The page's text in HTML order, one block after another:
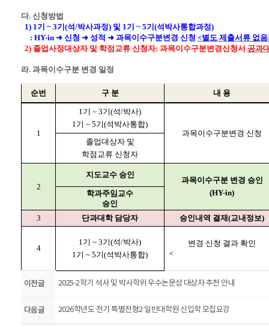
다. 신청방법
1) 1기 ~ 3기 (석 /박사과정) 및 1기 ~ 5기 (석박사통합과정)
: HY-in ➜ 신청 ➜ 성적 ➜ 과목이수구분변경 신청 <별도 제출서류 없음
2) 졸업사정대상자 및 학점교류 신청자: 과목이수구분변경신청서 공과
라. 과목이수구분 변경 일정
순번 구 분 내 용
1
1기 ~ 3기(석/박사)
1기 ~ 5기(석박사통합)
과목이수구분변경 신청
졸업대상자 및
학점교류 신청자
2
지도교수 승인
과목이수구분 변경 승인
(HY-in)
학과주임교수
승인
3
단과대학 담당자 승인내역 결재(교내정보)
4
1기 ~ 3기(석/박사)
1기 ~ 5기(석박사통합)
변경 신청 결과 확인
<
이전글 2025-2학기 석사 및 박사학위 우수논문상 대상자 추천 안내
다음글 2026학년도 전기 특별전형2 일반대학원 신입학 모집요강